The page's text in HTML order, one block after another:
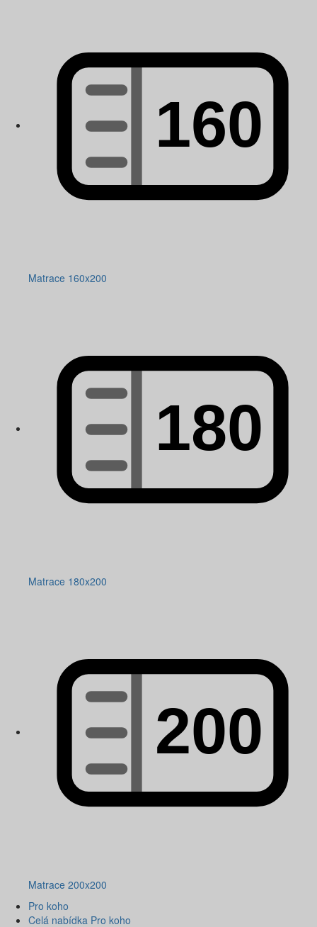
Matrace 160x200
Matrace 180x200
Matrace 200x200
Pro koho
Celá nabídka Pro koho